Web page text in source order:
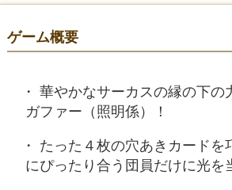
ゲーム概要
華やかなサーカスの縁の下
ガファー（照明係）！
たった４枚の穴あきカードを
にぴったり合う団員だけに光を